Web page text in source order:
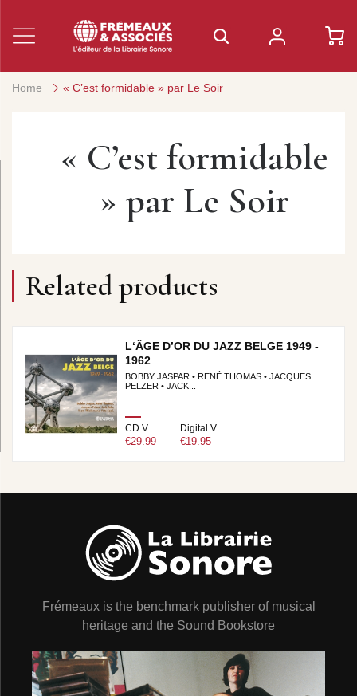
Home « C’est formidable » par Le Soir
« C’est formidable
» par Le Soir
Related products
L‘ÂGE D’OR DU JAZZ BELGE 1949 -
1962
BOBBY JASPAR • RENÉ THOMAS • JACQUES
PELZER • JACK...
CD.V
€29.99
Digital.V
€19.95
Frémeaux is the benchmark publisher of musical
heritage and the Sound Bookstore